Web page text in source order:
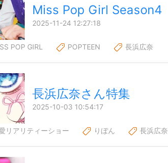
Miss Pop Girl Season4
2025-11-24 12:27:18
POP GIRL POPTEEN 長浜広奈
長浜広奈さん特集
2025-10-03 10:54:17
リアリティーショー りぼん 長浜広奈